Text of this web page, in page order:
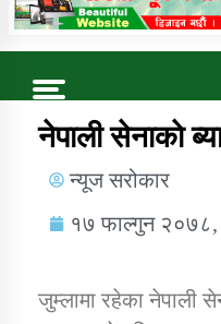
Trending Now
नेपाली सेनाकाे
न्यूज सरोकार
१७ फाल्गुन
जुम्लामा रहेका नेपाली